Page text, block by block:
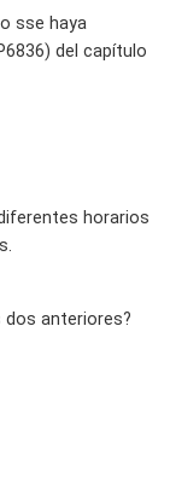
sse haya
del capítulo
horarios
anteriores?